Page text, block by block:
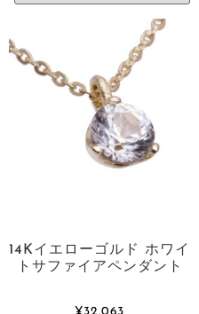
14Kイエローゴルド ホワイ
トサファイアペンダント
¥32,063